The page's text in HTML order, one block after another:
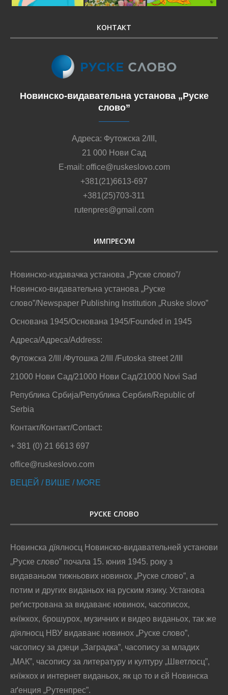
КОНТАКТ
Новинско-видавательна установа „Руске
слово”
Адреса: Футожска 2/III,
21 000 Нови Сад
E-mail: office@ruskeslovo.com
+381(21)6613-697
+381(25)703-311
rutenpres@gmail.com
ИМПРЕСУМ
Новинско-издавачка установа „Руске слово”/
Новинско-видавательна установа „Руске
слово”/Newspaper Publishing Institution „Ruske slovo”
Основана 1945/Основана 1945/Founded in 1945
Адреса/Адреса/Address:
Футожска 2/III /Футошка 2/III /Futoska street 2/III
21000 Нови Сад/21000 Нови Сад/21000 Novi Sad
Република Србија/Република Сербия/Republic of
Serbia
Контакт/Контакт/Contact:
+ 381 (0) 21 6613 697
office@ruskeslovo.com
ВЕЦЕЙ / ВИШЕ / MORE
РУСКЕ СЛОВО
Новинска дїялносц Новинско-видавательней установи
„Руске слово” почала 15. юния 1945. року з
видаваньом тижньових новинох „Руске слово”, а
потим и других виданьох на руским язику. Установа
реґистрована за видаванє новинох, часописох,
кнїжкох, брошурох, музичних и видео виданьох, так же
дїялносц НВУ видаванє новинох „Руске слово”,
часопису за дзеци „Заградка”, часопису за младих
„МАК”, часопису за литературу и културу „Шветлосц”,
кнїжкох и интернет виданьох, як цо то и єй Новинска
аґенция „Рутенпрес”.